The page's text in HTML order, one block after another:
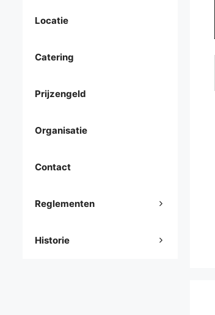
Locatie
Catering
Prijzengeld
Organisatie
Contact
Reglementen
Historie